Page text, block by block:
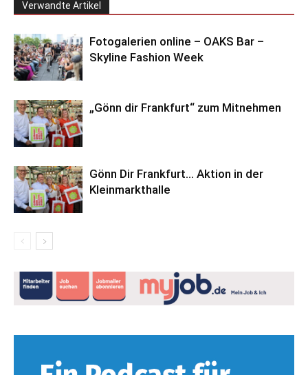
Verwandte Artikel
Fotogalerien online – OAKS Bar –
Skyline Fashion Week
„Gönn dir Frankfurt“ zum Mitnehmen
Gönn Dir Frankfurt… Aktion in der
Kleinmarkthalle